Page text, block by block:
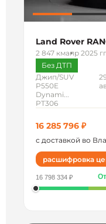
Land Rover
2 847 кмапр 2025 г
Без ДТП
Джип/SUV
P550E
Dynami...
PT306
16 285 796 ₽
с доставкой во
расшифровка
16 798 334 ₽